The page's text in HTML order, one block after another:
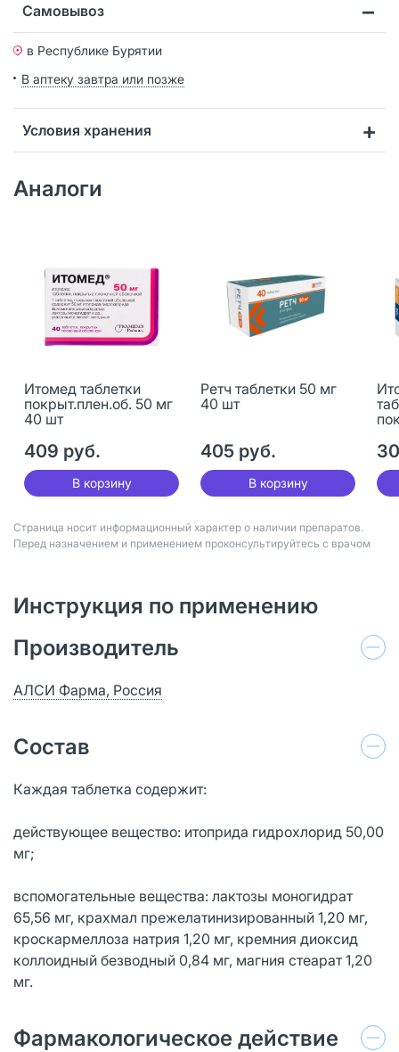
Самовывоз
в Республике Бурятии
В аптеку завтра или позже
Условия хранения
Аналоги
Итомед таблетки
покрыт.плен.об. 50 мг
40 шт
409 руб.
В корзину
Ретч таблетки 50 мг
40 шт
405 руб.
В корзину
Страница носит информационный характер о наличии препаратов.
Перед назначением и применением проконсультируйтесь с врачом
Инструкция по применению
Производитель
АЛСИ Фарма, Россия
Состав
Каждая таблетка содержит:
действующее вещество: итоприда гидрохлорид 50,00
мг;
вспомогательные вещества: лактозы моногидрат
65,56 мг, крахмал прежелатинизированный 1,20 мг,
кроскармеллоза натрия 1,20 мг, кремния диоксид
коллоидный безводный 0,84 мг, магния стеарат 1,20
мг.
Фармакологическое действие